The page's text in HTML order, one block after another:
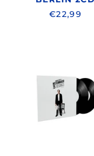
€22,99
75
(18
2023)